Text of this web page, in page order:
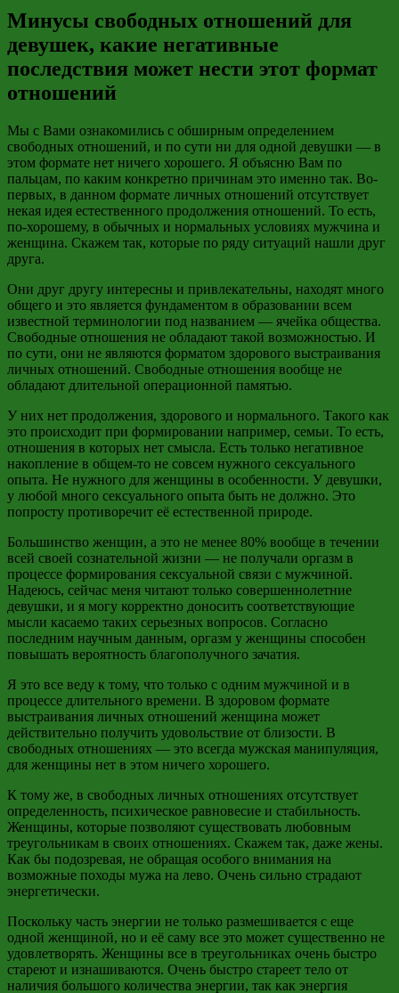
Минусы свободных отношений для
девушек, какие негативные
последствия может нести этот формат
отношений
Мы с Вами ознакомились с обширным определением
свободных отношений, и по сути ни для одной девушки — в
этом формате нет ничего хорошего. Я объясню Вам по
пальцам, по каким конкретно причинам это именно так. Во-
первых, в данном формате личных отношений отсутствует
некая идея естественного продолжения отношений. То есть,
по-хорошему, в обычных и нормальных условиях мужчина и
женщина. Скажем так, которые по ряду ситуаций нашли друг
друга.
Они друг другу интересны и привлекательны, находят много
общего и это является фундаментом в образовании всем
известной терминологии под названием — ячейка общества.
Свободные отношения не обладают такой возможностью. И
по сути, они не являются форматом здорового выстраивания
личных отношений. Свободные отношения вообще не
обладают длительной операционной памятью.
У них нет продолжения, здорового и нормального. Такого как
это происходит при формировании например, семьи. То есть,
отношения в которых нет смысла. Есть только негативное
накопление в общем-то не совсем нужного сексуального
опыта. Не нужного для женщины в особенности. У девушки,
у любой много сексуального опыта быть не должно. Это
попросту противоречит её естественной природе.
Большинство женщин, а это не менее 80% вообще в течении
всей своей сознательной жизни — не получали оргазм в
процессе формирования сексуальной связи с мужчиной.
Надеюсь, сейчас меня читают только совершеннолетние
девушки, и я могу корректно доносить соответствующие
мысли касаемо таких серьезных вопросов. Согласно
последним научным данным, оргазм у женщины способен
повышать вероятность благополучного зачатия.
Я это все веду к тому, что только с одним мужчиной и в
процессе длительного времени. В здоровом формате
выстраивания личных отношений женщина может
действительно получить удовольствие от близости. В
свободных отношениях — это всегда мужская манипуляция,
для женщины нет в этом ничего хорошего.
К тому же, в свободных личных отношениях отсутствует
определенность, психическое равновесие и стабильность.
Женщины, которые позволяют существовать любовным
треугольникам в своих отношениях. Скажем так, даже жены.
Как бы подозревая, не обращая особого внимания на
возможные походы мужа на лево. Очень сильно страдают
энергетически.
Поскольку часть энергии не только размешивается с еще
одной женщиной, но и её саму все это может существенно не
удовлетворять. Женщины все в треугольниках очень быстро
стареют и изнашиваются. Очень быстро стареет тело от
наличия большого количества энергии, так как энергия